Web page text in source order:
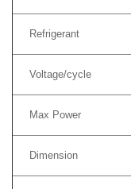
Refrigerant
Voltage/cycle
Max Power
Dimension